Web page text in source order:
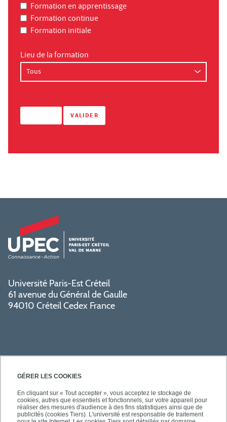
GÉRER LES COOKIES
En cliquant sur « Tout accepter », vous acceptez le stockage de
cookies, autres que essentiels et fonctionnels, sur votre appareil pour
réaliser des mesures d'audience à des fins statistiques ainsi que de
publicités (cookies Tiers). L'université est responsable de traitement
Formation en apprentissage
Formation continue
Formation initiale
Lieu de la formation
Université Paris-Est Créteil
61 avenue du Général de Gaulle
94010 Créteil Cedex France
SÉCURITÉ